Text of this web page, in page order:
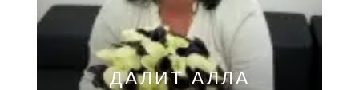
ДАЛИТ АЛЛА